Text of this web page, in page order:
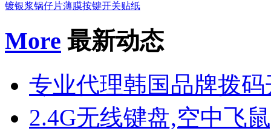
镀银浆锅仔片薄膜按键开关贴纸
More 最新动态
专业代理韩国品牌拨
2.4G无线键盘,空中飞